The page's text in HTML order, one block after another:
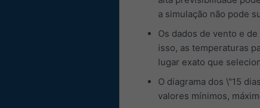
a simulação não pode
Os dados de vento e
isso, as temperaturas
lugar exato que
O diagrama dos \"15
valores mínimos,